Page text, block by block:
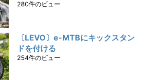
280件のビュー
〔LEVO〕e-MTBにキックスタン
ドを付ける
254件のビュー